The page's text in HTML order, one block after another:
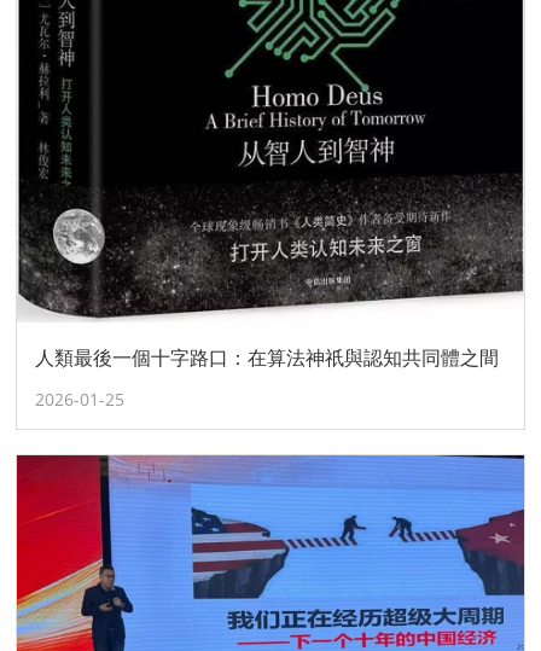
人類最後一個十字路口：在算法神祇與認知共同體之間
2026-01-25